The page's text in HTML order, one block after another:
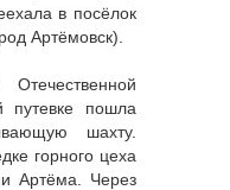
в посёлок
Артёмовск).
путевке пошла
шахту.
горного цеха
Артёма. Через